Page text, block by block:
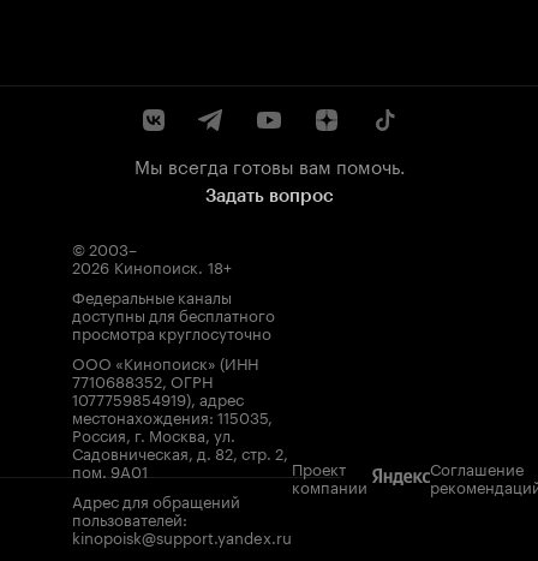
Мы всегда готовы вам помочь.
Задать вопрос
© 2003–
2026 Кинопоиск. 18+
Федеральные каналы
доступны для бесплатного
просмотра круглосуточно
ООО «Кинопоиск» (ИНН
7710688352, ОГРН
1077759854919), адрес
местонахождения: 115035,
Россия, г. Москва, ул.
Садовническая, д. 82, стр. 2,
пом. 9А01
Адрес для обращений
пользователей:
kinopoisk@support.yandex.ru
Проект
компании
Соглашение